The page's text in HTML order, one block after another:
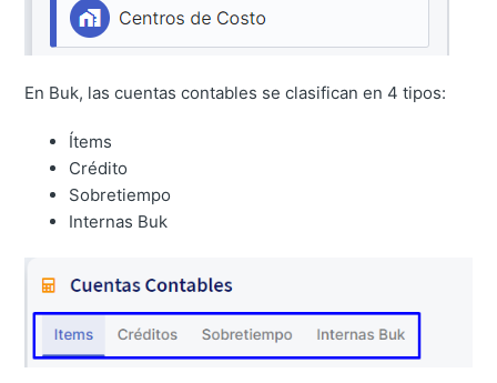
En Buk, las cuentas contables se clasifican en 4 tipos:
Ítems
Crédito
Sobretiempo
Internas Buk